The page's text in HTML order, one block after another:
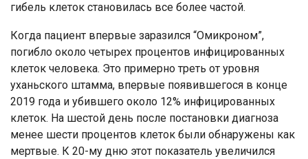
гибель клеток становилась все более частой.
Когда пациент впервые заразился “Омикроном”,
погибло около четырех процентов инфицированных
клеток человека. Это примерно треть от уровня
уханьского штамма, впервые появившегося в конце
2019 года и убившего около 12% инфицированных
клеток. На шестой день после постановки диагноза
менее шести процентов клеток были обнаружены как
мертвые. К 20-му дню этот показатель увеличился